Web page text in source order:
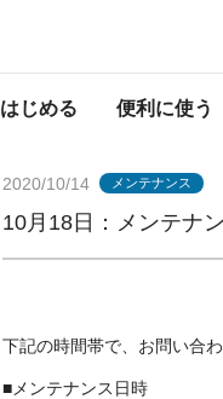
はじめる 便利に使う
2020/10/14 メンテナンス
10月18日：メンテナ
下記の時間帯で、お問い合
■メンテナンス日時